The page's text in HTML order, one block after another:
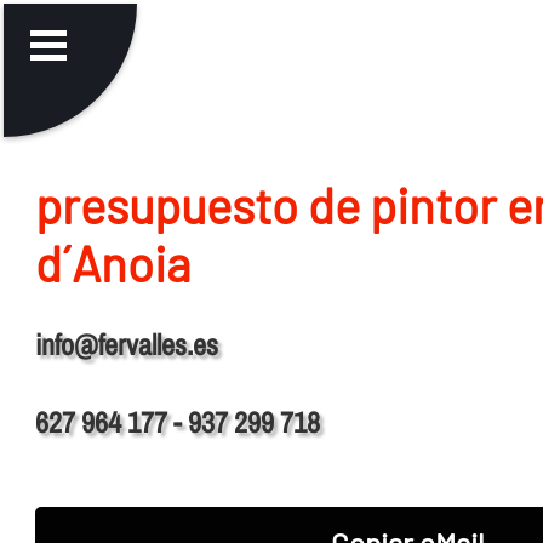
presupuesto de pintor
d´Anoia
info@fervalles.es
627 964 177 - 937 299 718